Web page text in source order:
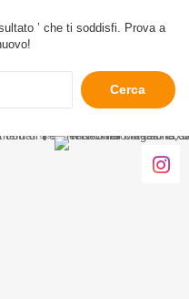
’ che ti soddisfi. Prova a
Ricerca
per: